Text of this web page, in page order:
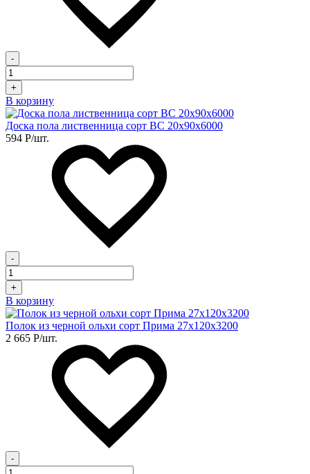
-
+
В корзину
Доска пола лиственница сорт BC 20х90х6000
594 Р/шт.
-
+
В корзину
Полок из черной ольхи сорт Прима 27х120х3200
2 665 Р/шт.
-